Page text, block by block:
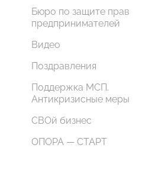
Бюро по защите прав
предпринимателей
Видео
Поздравления
Поддержка МСП.
Антикризисные меры
СВОй бизнес
ОПОРА — СТАРТ